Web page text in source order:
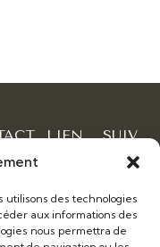
des technologies
aux informations des
nous permettra de
,
LIEN
SUIV
NOU